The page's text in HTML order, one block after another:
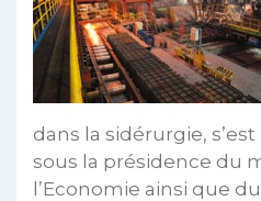
dans la sidérurgie,
sous la présidence du
l’Economie ainsi que